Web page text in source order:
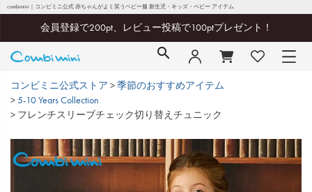
combimini｜コンビミニ公式 赤ちゃんがよく笑うベビー服 新生児・キッズ・ベビー アイテム
会員登録で200pt、レビュー投稿で100ptプレゼント！
コンビミニ公式ストア
季節のおすすめアイテム
5-10 Years Collection
フレンチスリーブチェック切り替えチュニック